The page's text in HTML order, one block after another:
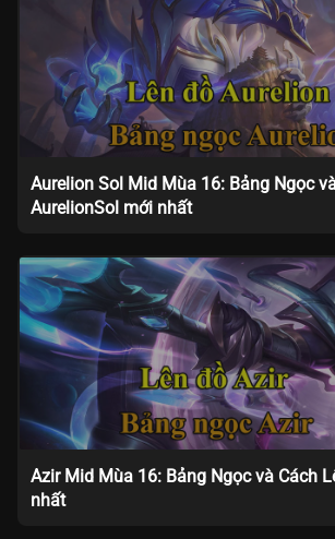
Aurelion Sol Mid Mùa 16: Bảng Ngọc
AurelionSol mới nhất
Azir Mid Mùa 16: Bảng Ngọc và Cách
nhất